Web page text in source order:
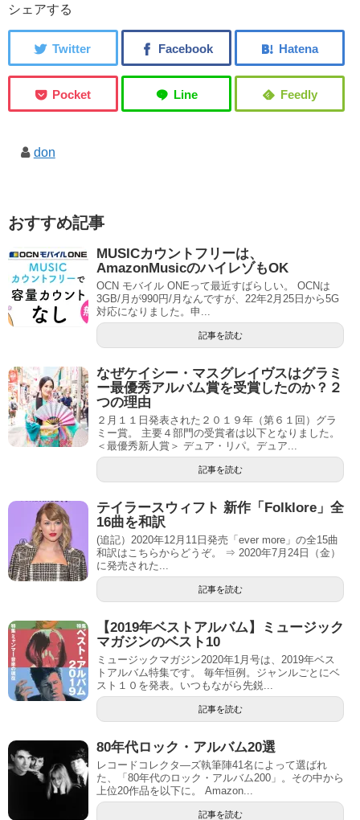
シェアする
don
おすすめ記事
MUSICカウントフリーは、
AmazonMusicのハイレゾもOK
OCN モバイル ONEって最近すばらしい。 OCNは
3GB/月が990円/月なんですが、22年2月25日から5G
対応になりました。申...
記事を読む
なぜケイシー・マスグレイヴスはグラミ
ー最優秀アルバム賞を受賞したのか？２
つの理由
２月１１日発表された２０１９年（第６１回）グラ
ミー賞。 主要４部門の受賞者は以下となりました。
＜最優秀新人賞＞ デュア・リパ。デュア...
記事を読む
テイラースウィフト 新作「Folklore」全
16曲を和訳
(追記）2020年12月11日発売「ever more」の全15曲
和訳はこちらからどうぞ。 ⇒ 2020年7月24日（金）
に発売された...
記事を読む
【2019年ベストアルバム】ミュージック
マガジンのベスト10
ミュージックマガジン2020年1月号は、2019年ベス
トアルバム特集です。 毎年恒例。ジャンルごとにベ
スト１０を発表。いつもながら先鋭...
記事を読む
80年代ロック・アルバム20選
レコードコレクタ―ズ執筆陣41名によって選ばれ
た、「80年代のロック・アルバム200」。その中から
上位20作品を以下に。 Amazon...
記事を読む